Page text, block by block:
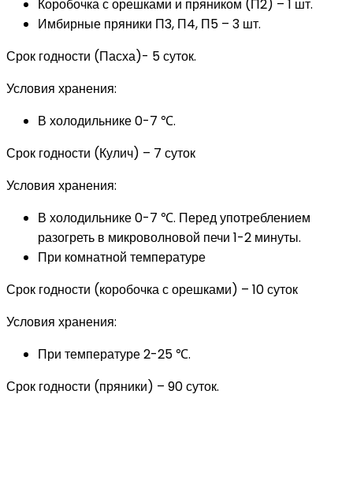
Коробочка с орешками и пряником (П2) – 1 шт.
Имбирные пряники П3, П4, П5 – 3 шт.
Срок годности (Пасха)- 5 суток.
Условия хранения:
В холодильнике 0-7 ℃.
Срок годности (Кулич) – 7 суток
Условия хранения:
В холодильнике 0-7 ℃. Перед употреблением
разогреть в микроволновой печи 1-2 минуты.
При комнатной температуре
Срок годности (коробочка с орешками) – 10 суток
Условия хранения:
При температуре 2-25 ℃.
Срок годности (пряники) – 90 суток.